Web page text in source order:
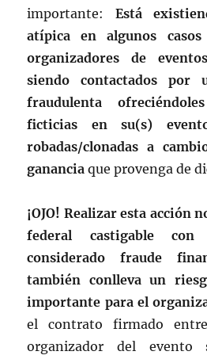
importante: Está
atípica en algunos
organizadores de
siendo contactados por
fraudulenta
ficticias en su(s)
robadas/clonadas a
ganancia que provenga de
¡OJO! Realizar esta acción
federal castigable
considerado fraude
también conlleva un
importante para el
el contrato firmado
organizador del evento